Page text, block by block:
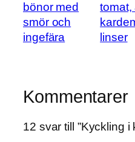
bönor med
smör och
ingefära
tomat,
linser
Kommentarer
12 svar till ”Kyckling i